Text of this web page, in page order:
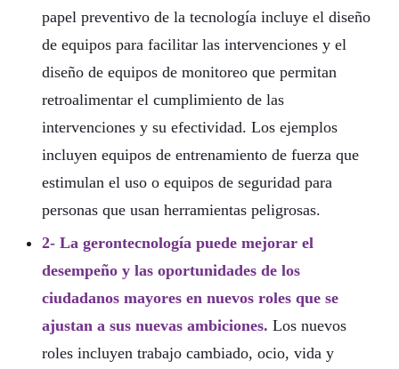
papel preventivo de la tecnología incluye el diseño
de equipos para facilitar las intervenciones y el
diseño de equipos de monitoreo que permitan
retroalimentar el cumplimiento de las
intervenciones y su efectividad. Los ejemplos
incluyen equipos de entrenamiento de fuerza que
estimulan el uso o equipos de seguridad para
personas que usan herramientas peligrosas.
2- La gerontecnología puede mejorar el
desempeño y las oportunidades de los
ciudadanos mayores en nuevos roles que se
ajustan a sus nuevas ambiciones. Los nuevos
roles incluyen trabajo cambiado, ocio, vida y